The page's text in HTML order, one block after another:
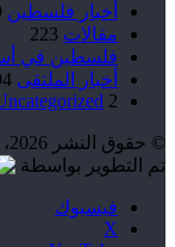
أخبار فلسطين
مقالات 223
فلسطين في
أخبار الملتقى
2
© حقوق النشر 2026، جميع الحقوق محفوظة
تم التطوير بواسطة
فيسبوك
‫X